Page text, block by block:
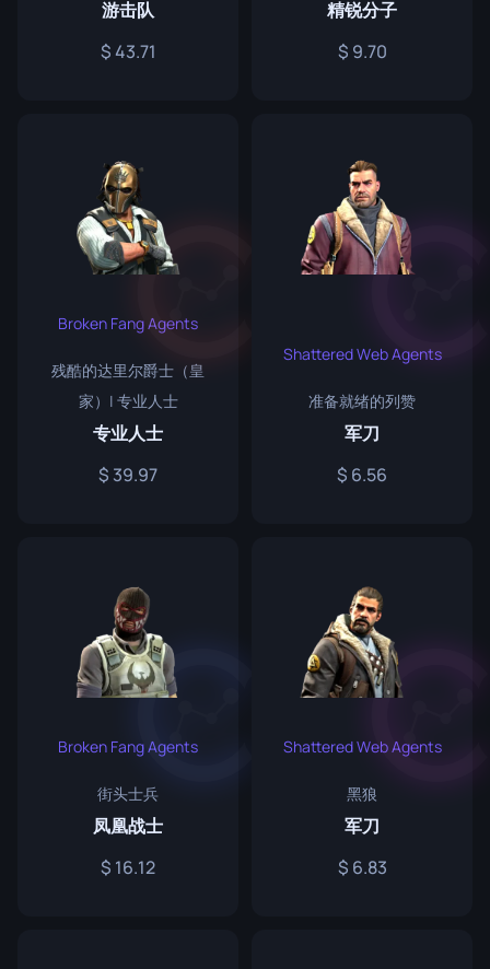
游击队
43.71
精锐分子
9.70
Broken Fang Agents
残酷的达里尔爵士（皇
家）| 专业人士
专业人士
39.97
Shattered Web Agents
准备就绪的列赞
军刀
6.56
Broken Fang Agents
街头士兵
凤凰战士
16.12
Shattered Web Agents
黑狼
军刀
6.83